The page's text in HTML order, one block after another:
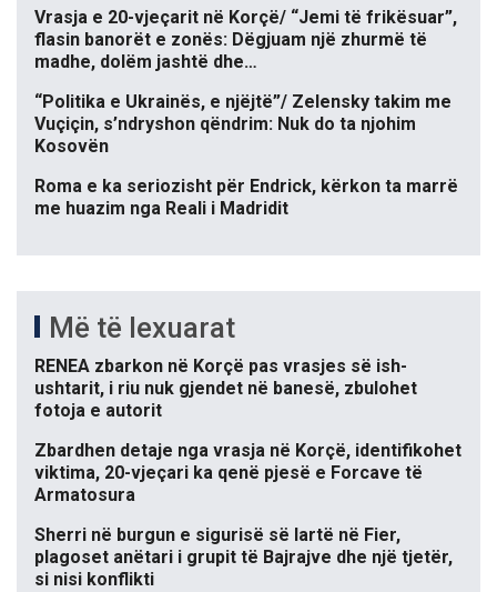
Vrasja e 20-vjeçarit në Korçë/ “Jemi të frikësuar”,
flasin banorët e zonës: Dëgjuam një zhurmë të
madhe, dolëm jashtë dhe…
“Politika e Ukrainës, e njëjtë”/ Zelensky takim me
Vuçiçin, s’ndryshon qëndrim: Nuk do ta njohim
Kosovën
Roma e ka seriozisht për Endrick, kërkon ta marrë
me huazim nga Reali i Madridit
Më të lexuarat
RENEA zbarkon në Korçë pas vrasjes së ish-
ushtarit, i riu nuk gjendet në banesë, zbulohet
fotoja e autorit
Zbardhen detaje nga vrasja në Korçë, identifikohet
viktima, 20-vjeçari ka qenë pjesë e Forcave të
Armatosura
Sherri në burgun e sigurisë së lartë në Fier,
plagoset anëtari i grupit të Bajrajve dhe një tjetër,
si nisi konflikti